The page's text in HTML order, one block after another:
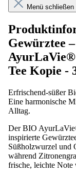
Menü schließen
Gewürztee
Tee Kopie -
Erfrischend-süßer
Eine harmonische
Alltag.
Der BIO
inspirierte
Süßholzwurzel und
während
frische, leichte Note